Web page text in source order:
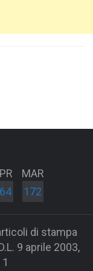
MAR
172
di stampa
9 aprile 2003,